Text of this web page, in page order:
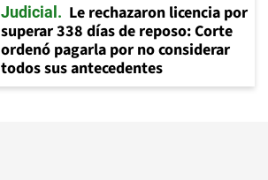
Judicial
Le rechazaron licencia por
superar 338 días de reposo: Corte
ordenó pagarla por no considerar
todos sus antecedentes